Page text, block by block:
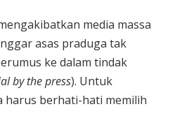
media massa
asas praduga tak
ke dalam tindak
bythepress). Untuk
harus berhati-hati memilih